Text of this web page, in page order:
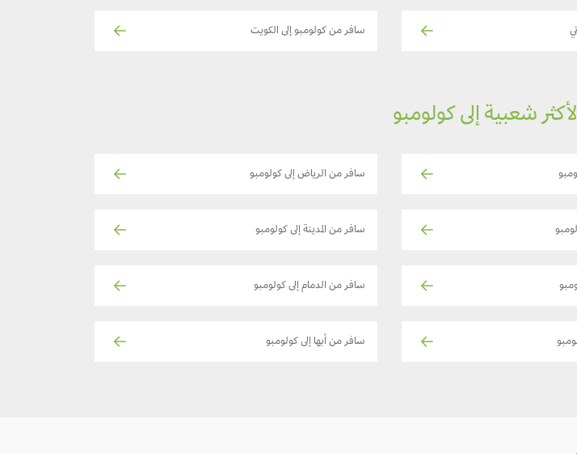
سافر من كولومبو إلى الكويت
شعبية إلى كولومبو
سافر من الرياض إلى كولومبو
سافر من المدينة إلى كولومبو
سافر من الدمام إلى كولومبو
سافر من أبها إلى كولومبو